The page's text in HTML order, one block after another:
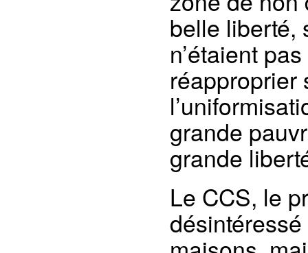
belle liberté,
n’étaient
réapproprier
grande
grande
Le CCS, le